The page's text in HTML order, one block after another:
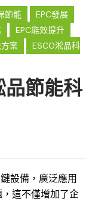
節能
EPC發展
EPC能效提升
案
ESCO淞品科
品節能科
設備，廣泛應用
這不僅增加了企